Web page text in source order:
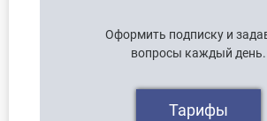
Оформить подписку и
вопросы каждый день.
Тарифы